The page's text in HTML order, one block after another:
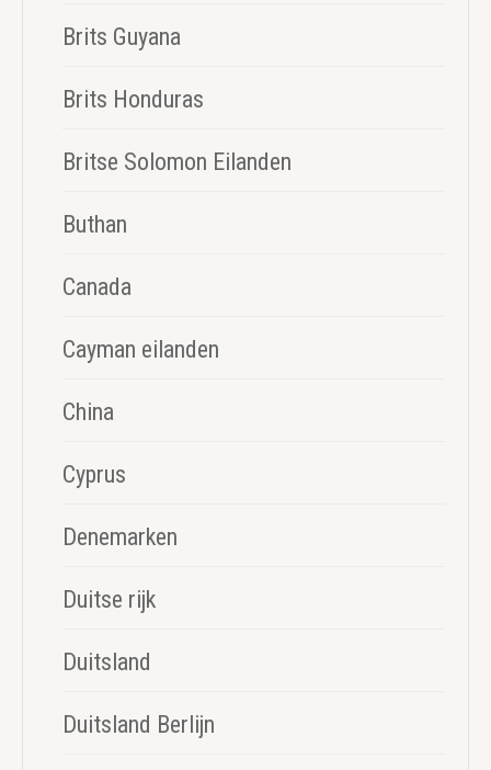
Brits Guyana
Brits Honduras
Britse Solomon Eilanden
Buthan
Canada
Cayman eilanden
China
Cyprus
Denemarken
Duitse rijk
Duitsland
Duitsland Berlijn